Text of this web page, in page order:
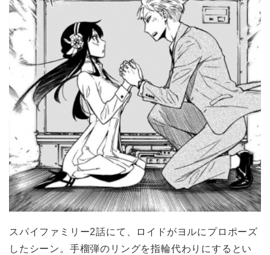
スパイファミリー2話にて、ロイドがヨルにプロポーズ
したシーン。手榴弾のリングを指輪代わりにするとい